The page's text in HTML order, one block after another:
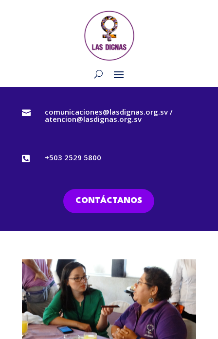
 comunicaciones@lasdignas.org.sv /
atencion@lasdignas.org.sv
 +503 2529 5800
CONTÁCTANOS